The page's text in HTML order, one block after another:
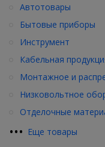
••• Еще товары
Автотовары
Бытовые приборы
Инструмент
Кабельная
Монтажное и
Низковольтное
Отделочные